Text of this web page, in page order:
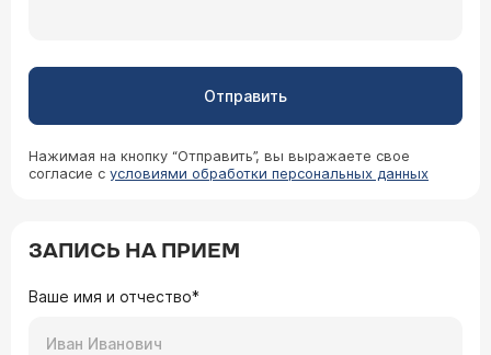
Отправить
Нажимая на кнопку “Отправить”, вы выражаете свое
согласие с условиями обработки персональных данных
ЗАПИСЬ НА ПРИЕМ
Ваше имя и отчество*